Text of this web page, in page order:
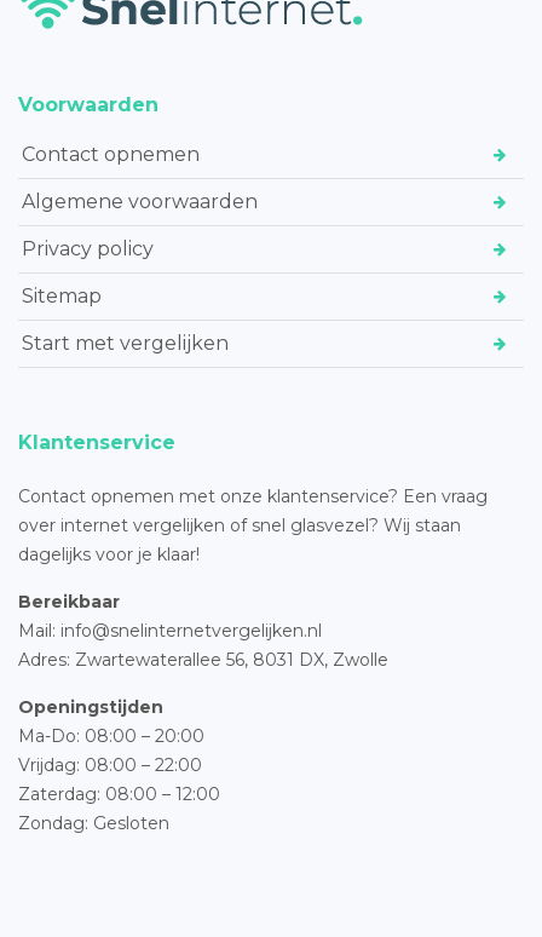
Voorwaarden
Contact opnemen
Algemene voorwaarden
Privacy policy
Sitemap
Start met vergelijken
Klantenservice
Contact opnemen met onze klantenservice? Een vraag
over internet vergelijken of snel glasvezel? Wij staan
dagelijks voor je klaar!
Bereikbaar
Mail: info@snelinternetvergelijken.nl
Adres: Zwartewaterallee 56, 8031 DX, Zwolle
Openingstijden
Ma-Do: 08:00 – 20:00
Vrijdag: 08:00 – 22:00
Zaterdag: 08:00 – 12:00
Zondag: Gesloten